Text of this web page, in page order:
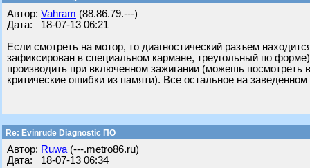
Автор: Vahram (88.86.79.---)
Дата: 18-07-13 06:21
Если смотреть на мотор, то диагностический разъем
зафиксирован в специальном кармане, треугольный по
производить при включенном зажигании (можешь
критические ошибки из памяти). Все остальное на
Re: Evinrude Diagnostic ПО
Автор: Ruwa (---.metro86.ru)
Дата: 18-07-13 06:34